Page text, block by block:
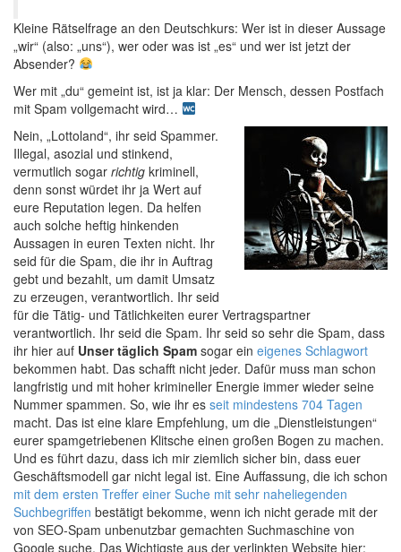
Kleine Rätselfrage an den Deutschkurs: Wer ist in dieser Aussage
„wir“ (also: „uns“), wer oder was ist „es“ und wer ist jetzt der
Absender?
Wer mit „du“ gemeint ist, ist ja klar: Der Mensch, dessen Postfach
mit Spam vollgemacht wird…
Nein, „Lottoland“, ihr seid Spammer.
Illegal, asozial und stinkend,
vermutlich sogar richtig kriminell,
denn sonst würdet ihr ja Wert auf
eure Reputation legen. Da helfen
auch solche heftig hinkenden
Aussagen in euren Texten nicht. Ihr
seid für die Spam, die ihr in Auftrag
gebt und bezahlt, um damit Umsatz
zu erzeugen, verantwortlich. Ihr seid
für die Tätig- und Tätlichkeiten eurer Vertragspartner
verantwortlich. Ihr seid die Spam. Ihr seid so sehr die Spam, dass
ihr hier auf Unser täglich Spam sogar ein eigenes Schlagwort
bekommen habt. Das schafft nicht jeder. Dafür muss man schon
langfristig und mit hoher krimineller Energie immer wieder seine
Nummer spammen. So, wie ihr es seit mindestens 704 Tagen
macht. Das ist eine klare Empfehlung, um die „Dienstleistungen“
eurer spamgetriebenen Klitsche einen großen Bogen zu machen.
Und es führt dazu, dass ich mir ziemlich sicher bin, dass euer
Geschäftsmodell gar nicht legal ist. Eine Auffassung, die ich schon
mit dem ersten Treffer einer Suche mit sehr naheliegenden
Suchbegriffen bestätigt bekomme, wenn ich nicht gerade mit der
von SEO-Spam unbenutzbar gemachten Suchmaschine von
Google suche. Das Wichtigste aus der verlinkten Website hier: